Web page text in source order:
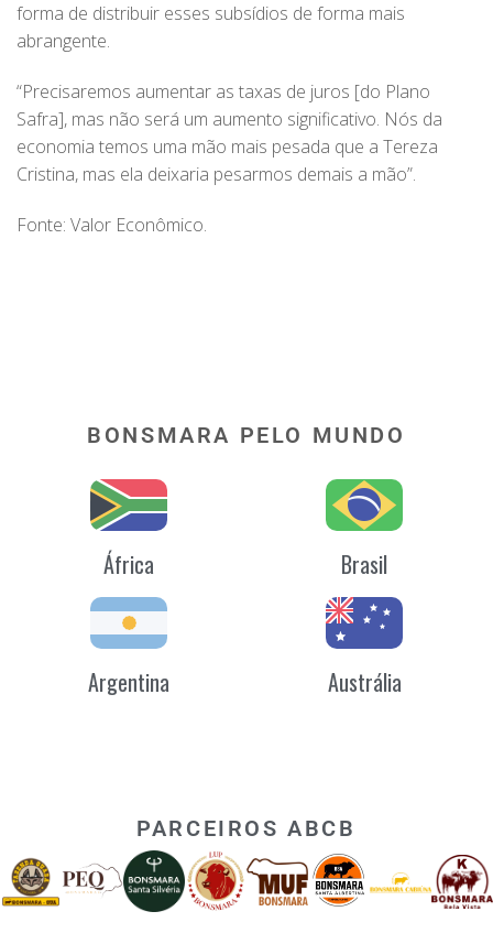
forma de distribuir esses subsídios de forma mais
abrangente.
“Precisaremos aumentar as taxas de juros [do Plano
Safra], mas não será um aumento significativo. Nós da
economia temos uma mão mais pesada que a Tereza
Cristina, mas ela deixaria pesarmos demais a mão”.
Fonte: Valor Econômico.
BONSMARA PELO MUNDO
África Brasil
Argentina Austrália
PARCEIROS ABCB